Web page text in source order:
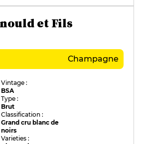
et Fils
Champagne
Vintage :
BSA
Type :
Brut
Classification :
Grand cru blanc de
noirs
Varieties :